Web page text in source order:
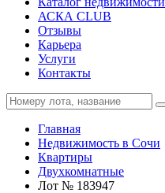
АСКА CLUB
Отзывы
Карьера
Услуги
Контакты
Главная
Недвижимость в Сочи
Квартиры
Двухкомнатные
Лот № 183947